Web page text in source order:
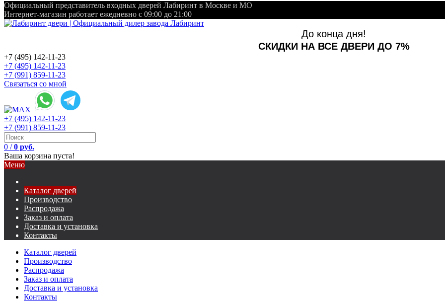
Официальный представитель входных дверей Лабиринт в Москве и МО
Интернет-магазин работает ежедневно с 09:00 до 21:00
До конца дня!
СКИДКИ НА ВСЕ ДВЕРИ ДО 7%
+7 (495) 142-11-23
+7 (495) 142-11-23
+7 (991) 859-11-23
Связаться со мной
+7 (495) 142-11-23
+7 (991) 859-11-23
0 / 0 руб.
Ваша корзина пуста!
Меню
Каталог дверей
Производство
Распродажа
Заказ и оплата
Доставка и установка
Контакты
Каталог дверей
Производство
Распродажа
Заказ и оплата
Доставка и установка
Контакты